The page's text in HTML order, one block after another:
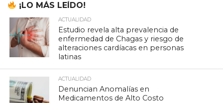
¡LO MÁS LEÍDO!
ACTUALIDAD
Estudio revela alta prevalencia de
enfermedad de Chagas y riesgo de
alteraciones cardíacas en personas
latinas
ACTUALIDAD
Denuncian Anomalías en
Medicamentos de Alto Costo